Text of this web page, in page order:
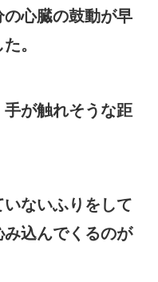
心臓の鼓動が早
。
が触れそうな距
ないふりをして
込んでくるのが